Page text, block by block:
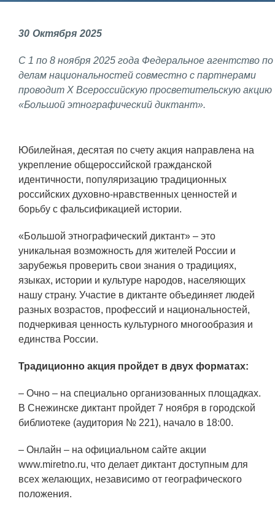
Фундаментальные и прикладные
исследования
Газодинамические исследования
Экспериментальная база
Космическая защита Земли
Семинар «Радиационная физика
металлов и сплавов»
Аспирантура
Премии молодым ученым
Интеллектуальная собственность
Семинар «Моделирование технологий
ЯТЦ»
Препринты
Зимняя школа по физике высоких
плотностей энергий
Молодежная научно-техническая
Технологии. Развитие»
ДПО и ПО (Дополнительное
профессиональное образование и
профессиональное обучение)
30 Октября 2025
С 1 по 8 ноября 2025 года Федеральное агентство по
делам национальностей совместно с партнерами
проводит X Всероссийскую просветительскую акцию
«Большой этнографический диктант».
Юбилейная, десятая по счету акция направлена на
укрепление общероссийской гражданской
идентичности, популяризацию традиционных
российских духовно-нравственных ценностей и
борьбу с фальсификацией истории.
«Большой этнографический диктант» – это
уникальная возможность для жителей России и
зарубежья проверить свои знания о традициях,
языках, истории и культуре народов, населяющих
нашу страну. Участие в диктанте объединяет людей
разных возрастов, профессий и национальностей,
подчеркивая ценность культурного многообразия и
единства России.
Традиционно акция пройдет в двух форматах:
– Очно – на специально организованных площадках.
В Снежинске диктант пройдет 7 ноября в городской
библиотеке (аудитория № 221), начало в 18:00.
– Онлайн – на официальном сайте акции
www.miretno.ru, что делает диктант доступным для
всех желающих, независимо от географического
положения.